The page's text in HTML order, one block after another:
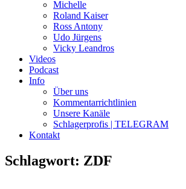
Michelle
Roland Kaiser
Ross Antony
Udo Jürgens
Vicky Leandros
Videos
Podcast
Info
Über uns
Kommentarrichtlinien
Unsere Kanäle
Schlagerprofis | TELEGRAM
Kontakt
Schlagwort: ZDF